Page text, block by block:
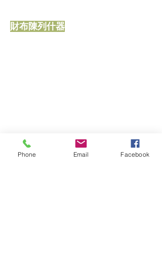
携帯電話ショップ用什器
財布陳列什器
Phone Email Facebook